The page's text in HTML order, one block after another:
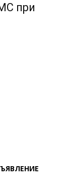
при